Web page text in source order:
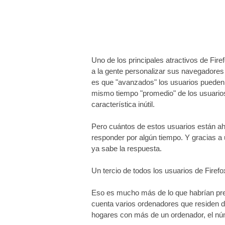
Uno de los principales atractivos de
a la gente personalizar sus
es que "avanzados" los usuarios
mismo tiempo "promedio" de los
característica inútil.
Pero cuántos de estos usuarios están
responder por algún tiempo. Y gracias
ya sabe la respuesta.
Un tercio de todos los usuarios de
Eso es mucho más de lo que habrían
cuenta varios ordenadores que residen
hogares con más de un ordenador, el